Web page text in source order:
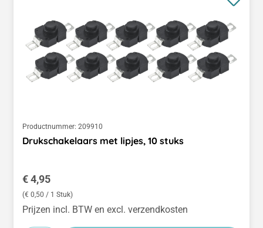
Productnummer: 209910
Drukschakelaars met lipjes, 10 stuks
Normale prijs:
€ 4,95
(€ 0,50 / 1 Stuk)
Prijzen incl. BTW en excl. verzendkosten